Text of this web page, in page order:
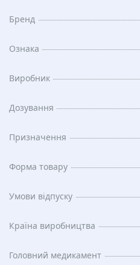
Бренд
Ознака
Виробник
Дозування
Призначення
Форма товару
Умови відпуску
Країна виробництва
Головний медикамент